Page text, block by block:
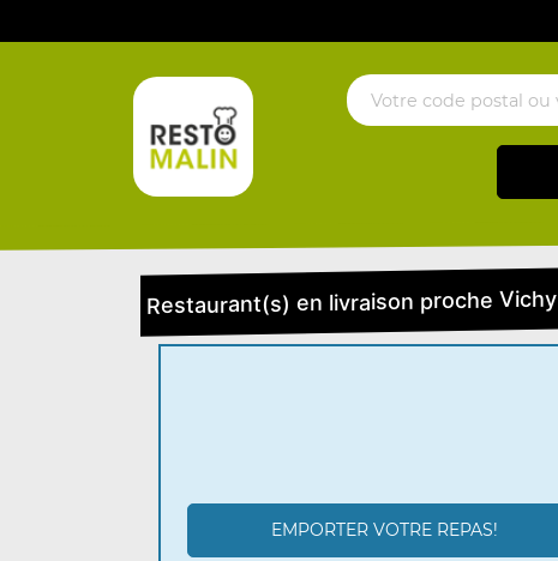
Restaurant(s) en livraison proche Vichy
EMPORTER VOTRE REPAS!